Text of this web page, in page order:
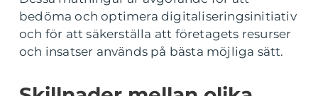
bedöma och optimera digitaliseringsinitiativ
och för att säkerställa att företagets resurser
och insatser används på bästa möjliga sätt.